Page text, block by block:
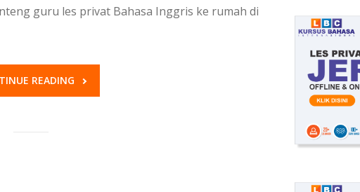
guru les privat Bahasa Inggris ke rumah di
READING